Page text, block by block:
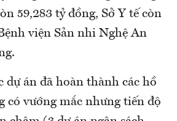
59,283 tỷ đồng, Sở Y tế còn
viện Sản nhi Nghệ An
dự án đã hoàn thành các hồ
có vướng mắc nhưng tiến độ